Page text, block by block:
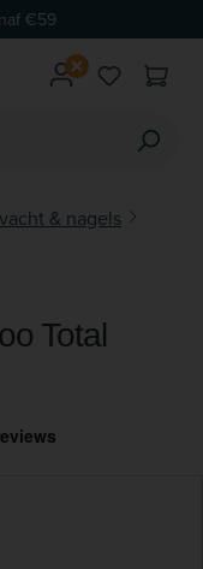
€59
Je hebt
& nagels
Total